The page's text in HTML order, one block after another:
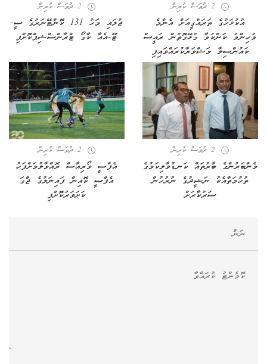
2 ދުވަސް ކުރިން
އުކުޅަހުގެ ތަރައްގީއަށް އެންމެ
މުހިންމު ކަންކަމާ ގުޅޭގޮތުން ރައީސް
ކައުންސިލާ މަޝްވަރާކުރައްވައިފި
2 ދުވަސް ކުރިން
ޖުލައި މަހު 131 ކޮންޓޭނަރުގެ ސީ-
ޓޫ-އެއާ ކާގޯ ޓްރާންސްޝިޕްކޮށްފި
2 ދުވަސް ކުރިން
މެންބަރުންގެ ބާރުތައް ކަނޑުވާލިކަމުގެ
ތުހުމަތާއެކު ނަޝީދުގެ ނުރުހުން
ސަރުކާރަށް
2 ދުވަސް ކުރިން
އެފްސީ ވޯރިއާސް ރޮއްވާލުމަށްފަހު
އެފްސީ ކޮއިން ފައިނަލުގެ ޖާގަ
ކަށަވަރުކޮށްފި